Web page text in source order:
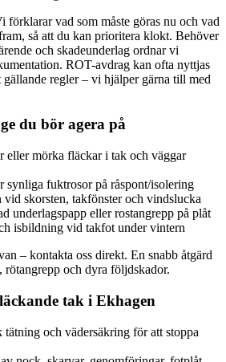
förklarar vad som måste göras nu och vad
så att du kan prioritera klokt. Behöver
och skadeunderlag ordnar vi
ROT-avdrag kan ofta nyttjas
gällande regler – vi hjälper gärna till med
du bör agera på
eller mörka fläckar i tak och väggar
fuktrosor på råspont/isolering
skorsten, takfönster och vindslucka
underlagspapp eller rostangrepp på plåt
isbildning vid takfot under vintern
– kontakta oss direkt. En snabb åtgärd
och dyra följdskador.
tak i Ekhagen
och vädersäkring för att stoppa